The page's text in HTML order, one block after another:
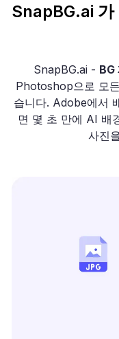
SnapBG.ai 가
SnapBG.ai - BG
Photoshop으로 모
습니다. Adobe에서
면 몇 초 만에 AI 배
사진